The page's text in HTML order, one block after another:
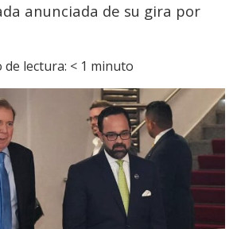
anunciada de su gira por
de lectura: < 1 minuto